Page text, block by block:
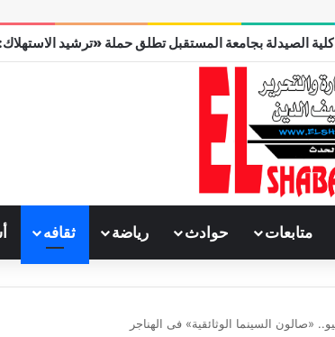
كلية الصيدلة بجامعة المستقبل تطلق حملة «ترشيد الاستهلاك:
متابعات حوادث رياضة ثقافه